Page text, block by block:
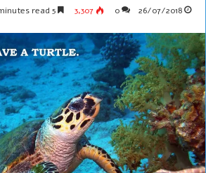
26/07/2018
0
3,307